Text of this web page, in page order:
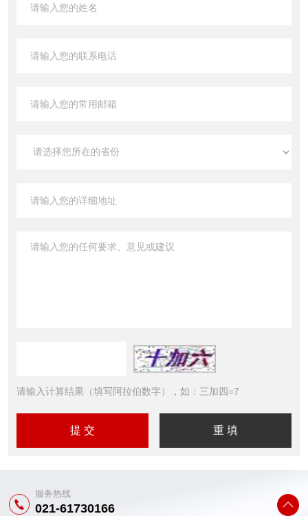
请输入计算结果（填写阿拉伯数字），如：三加四=7
服务热线
021-61730166